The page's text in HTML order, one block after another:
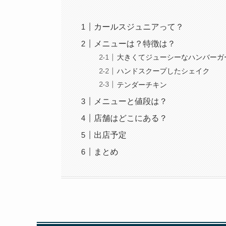
カールスジュニアって？
メニューは？特徴は？
大きくてジューシーなハンバーガ
ハンドスクープしたシェイク
テンダーチキン
メニューと値段は？
店舗はどこにある？
出店予定
まとめ